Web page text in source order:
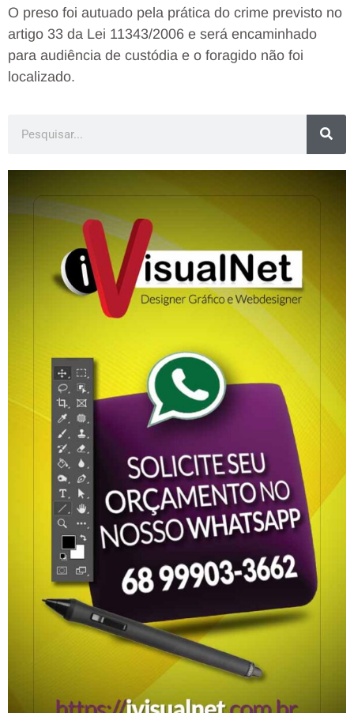
O preso foi autuado pela prática do crime previsto no
artigo 33 da Lei 11343/2006 e será encaminhado
para audiência de custódia e o foragido não foi
localizado.